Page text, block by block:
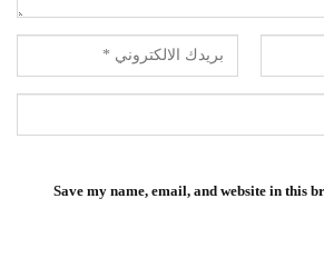
Save my name, email, and website in this